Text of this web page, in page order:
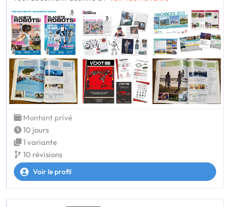
Montant privé
10 jours
1 variante
10 révisions
Voir le profil